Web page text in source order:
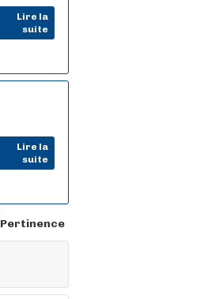
Lire la
suite
Lire la
suite
Pertinence